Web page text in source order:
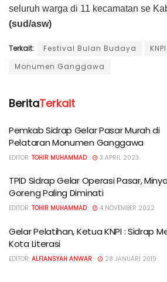
seluruh warga di 11 kecamatan se
(sud/asw)
Terkait: Festival Bulan Budaya
Monumen Ganggawa
BeritaTerkait
Pemkab Sidrap Gelar Pasar Murah di
Pelataran Monumen Ganggawa
EDITOR: TOHIR MUHAMMAD 3 APRIL 2023
TPID Sidrap Gelar Operasi Pasar,
Goreng Paling Diminati
EDITOR: TOHIR MUHAMMAD 4 NOVEMBER 2022
Gelar Pelatihan, Ketua KNPI : Sidrap
Kota Literasi
EDITOR: ALFIANSYAH ANWAR 28 JANUARI 2019